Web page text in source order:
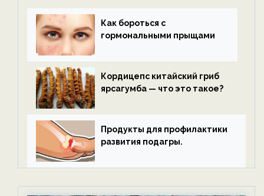
Как бороться с
гормональными прыщами
Кордицепс китайский гриб
ярсагумба — что это такое?
Продукты для профилактики
развития подагры.